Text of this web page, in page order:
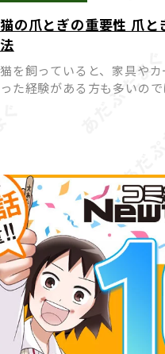
猫の爪とぎの重要性 爪
法
猫を飼っていると、家具や
った経験がある方も多いの